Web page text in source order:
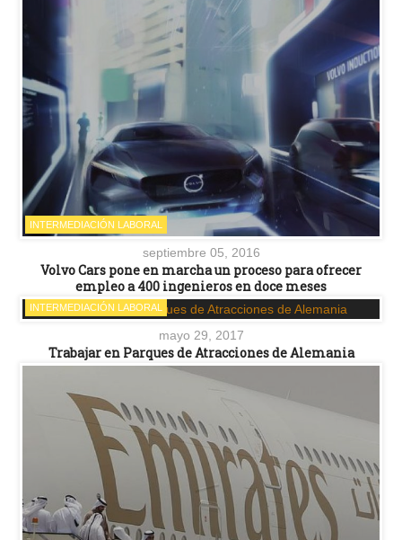
INTERMEDIACIÓN LABORAL
septiembre 05, 2016
Volvo Cars pone en marcha un proceso para ofrecer
empleo a 400 ingenieros en doce meses
INTERMEDIACIÓN LABORAL
mayo 29, 2017
Trabajar en Parques de Atracciones de Alemania